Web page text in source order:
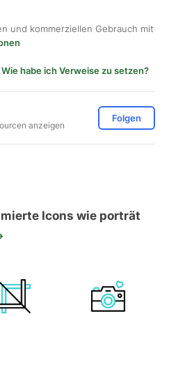
und kommerziellen Gebrauch mit
Wie habe ich Verweise zu setzen?
anzeigen
Folgen
Icons wie porträt